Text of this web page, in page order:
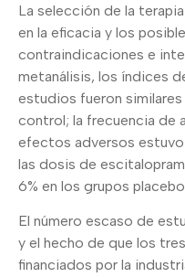
La selección de la
en la eficacia y los
contraindicaciones e
metanálisis, los índices
estudios fueron
control; la frecuencia de
efectos adversos
las dosis de
6% en los grupos
El número escaso de
y el hecho de que los
financiados por la